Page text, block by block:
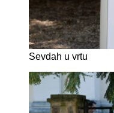
Sevdah u vrtu